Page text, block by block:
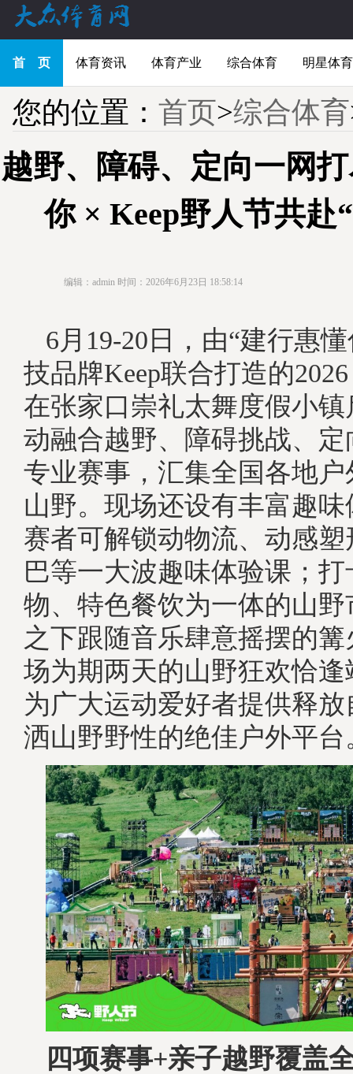
首 页 体育资讯 体育产业 综合体育 明星体育
您的位置： 首页>综合体育
越野、障碍、定向一网
你 × Keep野人节共赴
编辑：admin 时间：2026年6月23日 18:58:14
6月19-20日，由“建行惠
技品牌Keep联合打造的
在张家口崇礼太舞度假小
动融合越野、障碍挑战、
专业赛事，汇集全国各地
山野。现场还设有丰富趣
赛者可解锁动物流、动感
巴等一大波趣味体验课；
物、特色餐饮为一体的山
之下跟随音乐肆意摇摆的
场为期两天的山野狂欢恰
为广大运动爱好者提供释
洒山野野性的绝佳户外平台
四项赛事+亲子越野覆盖